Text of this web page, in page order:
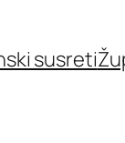
susreti